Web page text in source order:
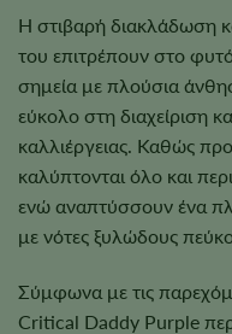
Η στιβαρή διακλάδωση
του επιτρέπουν στο
σημεία με πλούσια
εύκολο στη διαχείριση
καλλιέργειας. Καθώς
καλύπτονται όλο και
ενώ αναπτύσσουν ένα
με νότες ξυλώδους
Σύμφωνα με τις
Critical Daddy Purple